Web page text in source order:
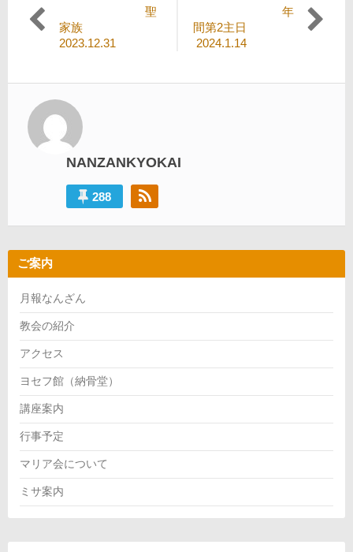
稿
ゲ
ー
シ
去
の
聖
家族
2023.12.31
の
投
年
間第2主日
2024.1.14
NANZANKYOKAI
288
ご案内
月報なんざん
教会の紹介
アクセス
ヨセフ館（納骨堂）
講座案内
行事予定
マリア会について
ミサ案内